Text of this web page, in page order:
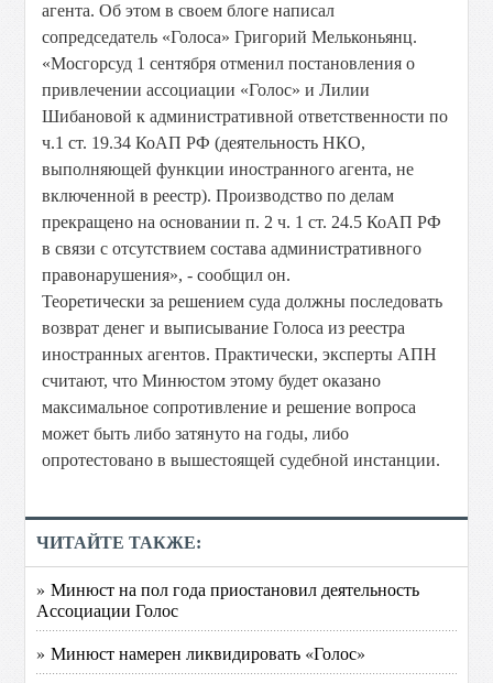
агента. Об этом в своем блоге написал
сопредседатель «Голоса» Григорий Мельконьянц.
«Мосгорсуд 1 сентября отменил постановления о
привлечении ассоциации «Голос» и Лилии
Шибановой к административной ответственности по
ч.1 ст. 19.34 КоАП РФ (деятельность НКО,
выполняющей функции иностранного агента, не
включенной в реестр). Производство по делам
прекращено на основании п. 2 ч. 1 ст. 24.5 КоАП РФ
в связи с отсутствием состава административного
правонарушения», - сообщил он.
Теоретически за решением суда должны последовать
возврат денег и выписывание Голоса из реестра
иностранных агентов. Практически, эксперты АПН
считают, что Минюстом этому будет оказано
максимальное сопротивление и решение вопроса
может быть либо затянуто на годы, либо
опротестовано в вышестоящей судебной инстанции.
ЧИТАЙТЕ ТАКЖЕ:
» Минюст на пол года приостановил деятельность
Ассоциации Голос
» Минюст намерен ликвидировать «Голос»